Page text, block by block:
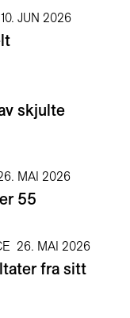
10. JUN 2026
skjulte
MAI 2026
55
26. MAI 2026
fra sitt